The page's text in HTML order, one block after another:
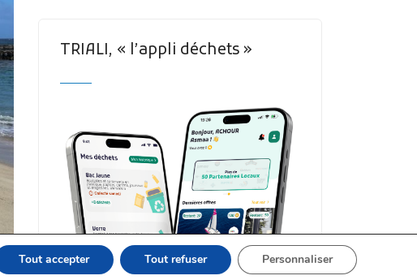
TRIALI, « l’appli déchets »
Tout accepter Tout refuser Personnaliser